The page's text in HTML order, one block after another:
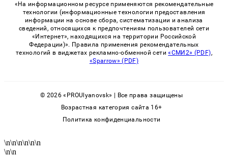
«На информационном ресурсе применяются рекомендательные
технологии (информационные технологии предоставления
информации на основе сбора, систематизации и анализа
сведений, относящихся к предпочтениям пользователей сети
«Интернет», находящихся на территории Российской
Федерации)». Правила применения рекомендательных
технологий в виджетах рекламно-обменной сети«СМИ2» (PDF),
«Sparrow» (PDF)
© 2026 «PROUlyanovsk» | Все права защищены
Возрастная категория сайта 16+
Политика конфиденциальности
\n\n\n\n\n\n
\n\n